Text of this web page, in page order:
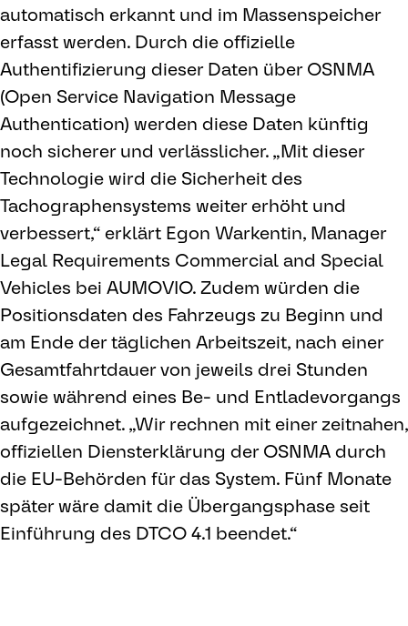
automatisch erkannt und im Massenspeicher
erfasst werden. Durch die offizielle
Authentifizierung dieser Daten über OSNMA
(Open Service Navigation Message
Authentication) werden diese Daten künftig
noch sicherer und verlässlicher. „Mit dieser
Technologie wird die Sicherheit des
Tachographensystems weiter erhöht und
verbessert,“ erklärt Egon Warkentin, Manager
Legal Requirements Commercial and Special
Vehicles bei AUMOVIO. Zudem würden die
Positionsdaten des Fahrzeugs zu Beginn und
am Ende der täglichen Arbeitszeit, nach einer
Gesamtfahrtdauer von jeweils drei Stunden
sowie während eines Be- und Entladevorgangs
aufgezeichnet. „Wir rechnen mit einer zeitnahen,
offiziellen Diensterklärung der OSNMA durch
die EU-Behörden für das System. Fünf Monate
später wäre damit die Übergangsphase seit
Einführung des DTCO 4.1 beendet.“